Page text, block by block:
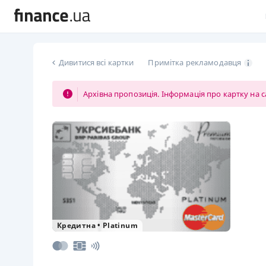
Дивитися всі картки Примітка рекламодавця
Архівна пропозиція. Інформація про картку на
Кредитна• Platinum